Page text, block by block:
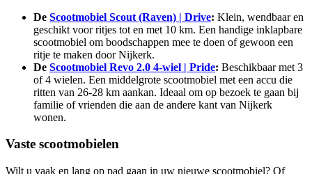
De Scootmobiel Scout (Raven) | Drive: Klein, wendbaar en
geschikt voor ritjes tot en met 10 km. Een handige inklapbare
scootmobiel om boodschappen mee te doen of gewoon een
ritje te maken door Nijkerk.
De Scootmobiel Revo 2.0 4-wiel | Pride: Beschikbaar met 3
of 4 wielen. Een middelgrote scootmobiel met een accu die
ritten van 26-28 km aankan. Ideaal om op bezoek te gaan bij
familie of vrienden die aan de andere kant van Nijkerk
wonen.
Vaste scootmobielen
Wilt u vaak en lang op pad gaan in uw nieuwe scootmobiel? Of